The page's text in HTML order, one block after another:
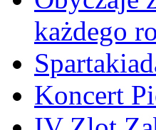
każdego
Koncert